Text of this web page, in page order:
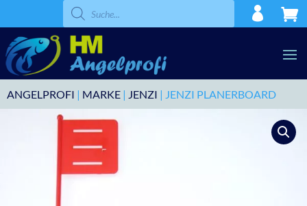
Products
search
ANGELPROFI | MARKE | JENZI | JENZI PLANERBOARD